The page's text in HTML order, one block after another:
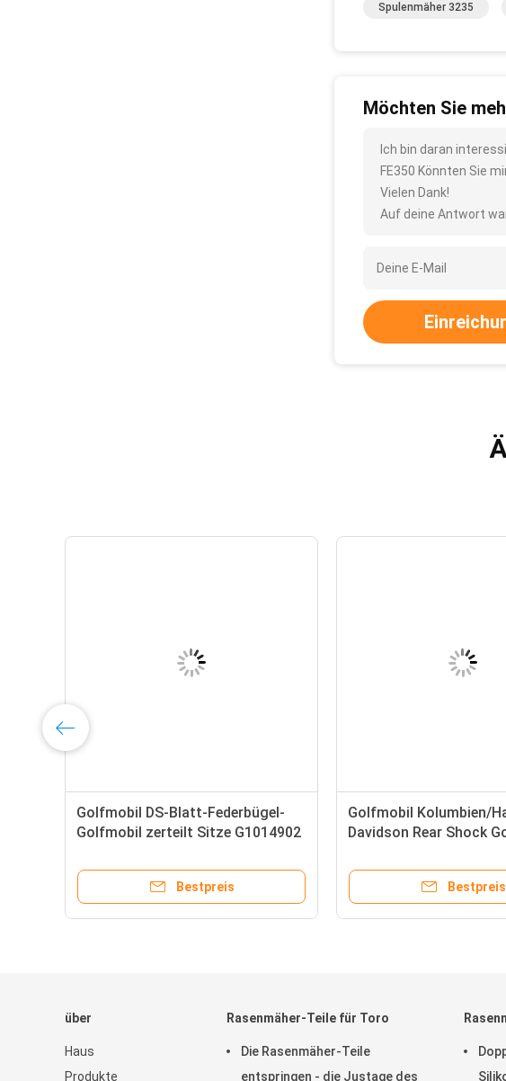
Spulenmäher 3235
Möchten Sie
Ich bin daran
FE350 Könnten Sie
Vielen Dank!
Auf deine Antwort
Golfmobil DS-Blatt-Federbügel-
Golfmobil zerteilt Sitze G1014902
1981-Up DS
Bestpreis
Golfmobil Kolumbien/
Davidson Rear Shock
Bestpreis
über
Haus
Produkte
Rasenmäher-Teile für Toro
Die Rasenmäher-Teile
entspringen - die Justage des